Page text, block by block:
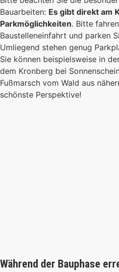
Es kommt auf jeden
sind wir eine starke
Mehr erfahren
Bauarbeiten: Es gibt direkt am
Parkmöglichkeiten. Bitte
Baustelleneinfahrt und parken
Umliegend stehen genug
Sie können beispielsweise in
dem Kronberg bei
Fußmarsch vom Wald aus
schönste Perspektive!
Während der Bauphase